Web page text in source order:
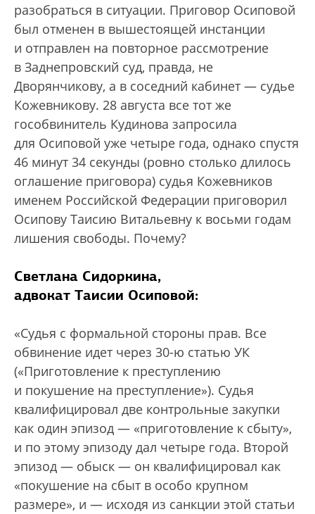
разобраться в ситуации. Приговор Осиповой
был отменен в вышестоящей инстанции
и отправлен на повторное рассмотрение
в Заднепровский суд, правда, не
Дворянчикову, а в соседний кабинет — судье
Кожевникову. 28 августа все тот же
гособвинитель Кудинова запросила
для Осиповой уже четыре года, однако спустя
46 минут 34 секунды (ровно столько длилось
оглашение приговора) судья Кожевников
именем Российской Федерации приговорил
Осипову Таисию Витальевну к восьми годам
лишения свободы. Почему?
Светлана Сидоркина,
адвокат Таисии Осиповой:
«Судья с формальной стороны прав. Все
обвинение идет через 30-ю статью УК
(«Приготовление к преступлению
и покушение на преступление»). Судья
квалифицировал две контрольные закупки
как один эпизод — «приготовление к сбыту»,
и по этому эпизоду дал четыре года. Второй
эпизод — обыск — он квалифицировал как
«покушение на сбыт в особо крупном
размере», и — исходя из санкции этой статьи